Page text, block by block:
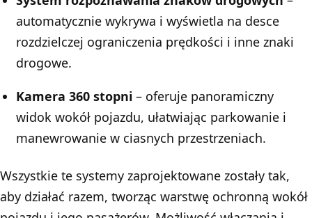
automatycznie wykrywa i wyświetla na desce
rozdzielczej ograniczenia prędkości i inne znaki
drogowe.
Kamera 360 stopni – oferuje panoramiczny
widok wokół pojazdu, ułatwiając parkowanie i
manewrowanie w ciasnych przestrzeniach.
Wszystkie te systemy zaprojektowane zostały tak,
aby działać razem, tworząc warstwę ochronną wokół